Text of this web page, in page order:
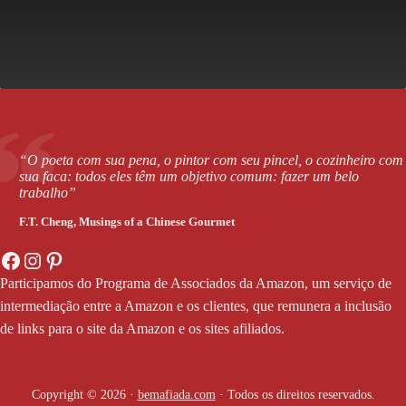
“O poeta com sua pena, o pintor com seu pincel, o cozinheiro com
sua faca: todos eles têm um objetivo comum: fazer um belo
trabalho”
F.T. Cheng, Musings of a Chinese Gourmet
Facebook
Instagram
Pinterest
Participamos do Programa de Associados da Amazon, um serviço de
intermediação entre a Amazon e os clientes, que remunera a inclusão
de links para o site da Amazon e os sites afiliados.
Copyright © 2026 · bemafiada.com· Todos os direitos reservados.